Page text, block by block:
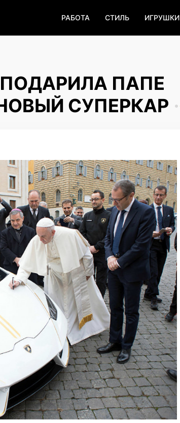
РАБОТА СТИЛЬ ИГРУШКИ
ПОДАРИЛА ПАПЕ
СУПЕРКАР